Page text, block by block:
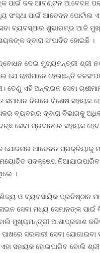
ପାଇଁ ଜଳ ଆବଣ୍ଟନ ଆବେଦନ
ସଂସ୍ଥା ପାଇଁ ଆବେଦନ ପୋର୍ଟାଲ
ବ୍ୟବସ୍ଥାର ଶୁଭାରମ୍ଭ ଆଜି
ଦ୍ବାରା ସଂପାଦିତ ହୋଇଛି ।
ଦେଇ ମୁଖ୍ୟମନ୍ତ୍ରୀ ଶ୍ରୀ
ଯେ ଚାଷୀମାନେ ହେଉଛନ୍ତି
ତେଣୁ ଏହି ଅନ୍‌ଲାଇନ ସେବା
ଦିଗରେ ବିଶେଷ ସହାୟକ
ବ୍ୟବହାର ଦ୍ବାରା ବିଭାଗକୁ
ସେବା ପ୍ରଦାନରେ ସହାୟକ
ଯୋଜନାର ଆବେଦନ ପ୍ରକ୍ରିୟାକୁ
ପଦକ୍ଷେପ
।
ଓ ବ୍ୟବସାୟିକ ପ୍ରତିଷ୍ଠାନ
ସେବା ମଧ୍ୟ ସେମାନଙ୍କ ପାଇଁ
ମୁଖ୍ୟମନ୍ତ୍ରୀ ଆଶାପ୍ରକାଶ
ସରକାରୀ ସେବା ଯୋଗାଇବା
ସହାୟକ ହୋଇପାରିବ ବୋଲି ଶ୍ରୀ